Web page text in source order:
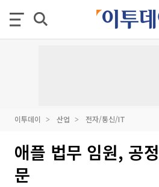
이투데이 산업 전자/통신/IT
애플 법무 임원, 공
문